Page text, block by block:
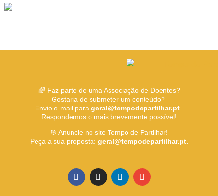
🌈 Faz parte de uma Associação de Doentes?
Gostaria de submeter um conteúdo?
Envie e-mail para geral@tempodepartilhar.pt.
Respondemos o mais brevemente possível!
🎯 Anuncie no site Tempo de Partilhar!
Peça a sua proposta: geral@tempodepartilhar.pt.